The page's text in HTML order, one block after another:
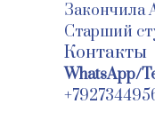
Закончила
Старший
Контакты
WhatsApp/